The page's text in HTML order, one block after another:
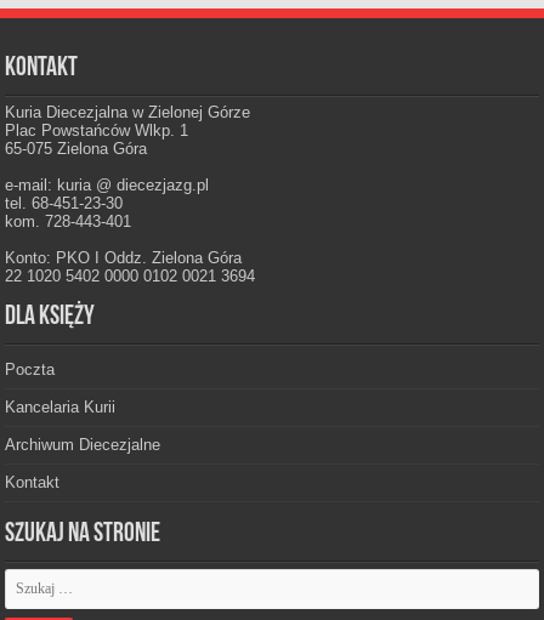
Kontakt
Kuria Diecezjalna w Zielonej Górze
Plac Powstańców Wlkp. 1
65-075 Zielona Góra
e-mail: kuria @ diecezjazg.pl
tel. 68-451-23-30
kom. 728-443-401
Konto: PKO I Oddz. Zielona Góra
22 1020 5402 0000 0102 0021 3694
Dla księży
Poczta
Kancelaria Kurii
Archiwum Diecezjalne
Kontakt
Szukaj na stronie